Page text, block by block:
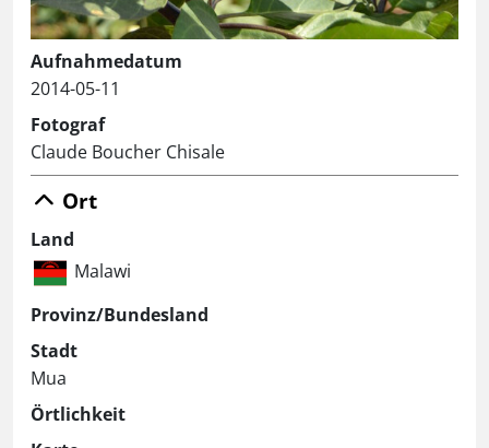
Aufnahmedatum
2014-05-11
Fotograf
Claude Boucher Chisale
Ort
Land
Malawi
Provinz/Bundesland
Stadt
Mua
Örtlichkeit